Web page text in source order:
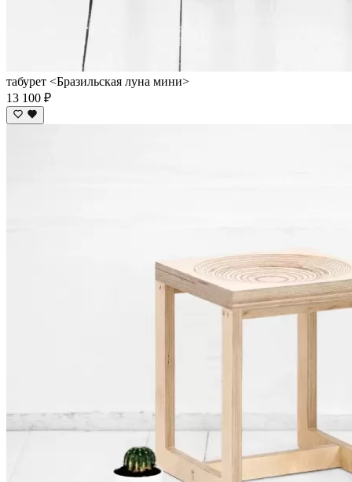
табурет <Бразильская луна мини>
13 100 ₽